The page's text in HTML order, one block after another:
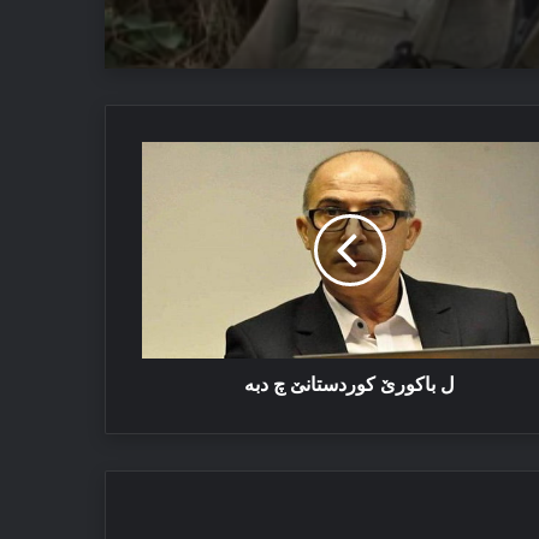
ئاستەنگە
دا
ل باکورێ کوردستانێ چ دبه‌